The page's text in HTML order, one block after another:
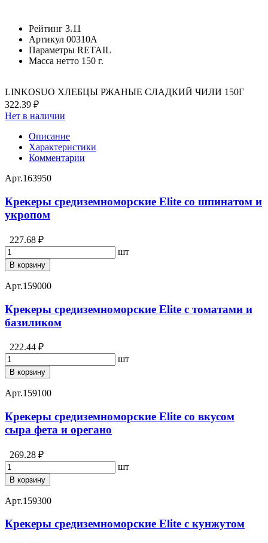
Рейтинг 3.11
Артикул 00310А
Параметры RETAIL
Масса нетто 150 г.
LINKOSUO ХЛЕБЦЫ РЖАНЫЕ СЛАДКИЙ ЧИЛИ 150Г
322.39 ₽
Нет в наличии
Описание
Характеристики
Комментарии
Арт.163950
Крекеры средиземноморские Elite со шпинатом и
укропом
227.68 ₽
шт
В корзину
Арт.159000
Крекеры средиземноморские Elite с томатами и
базиликом
222.44 ₽
шт
В корзину
Арт.159100
Крекеры средиземноморские Elite со вкусом
сыра фета и орегано
269.28 ₽
шт
В корзину
Арт.159300
Крекеры средиземноморские Elite с кунжутом